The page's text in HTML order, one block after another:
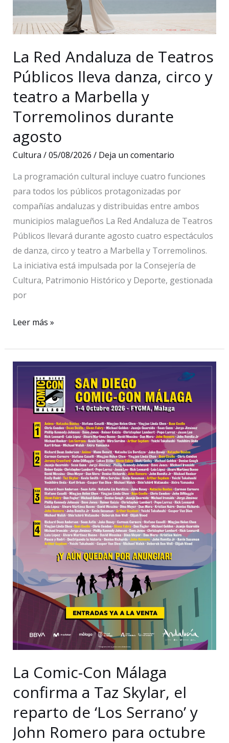
en
la
Cabalgata
Histórica
de
Málaga
2026
La Red Andaluza de Teatros
Públicos lleva danza, circo y
teatro a Marbella y
Torremolinos durante
agosto
Cultura /05/08/2026 / Deja un comentario
La programación cultural incluye cuatro funciones
para todos los públicos protagonizadas por
compañías andaluzas y distribuidas entre ambos
municipios malagueños La Red Andaluza de Teatros
Públicos llevará durante agosto cuatro espectáculos
de danza, circo y teatro a Marbella y Torremolinos.
La iniciativa está impulsada por la Consejería de
Cultura, Patrimonio Histórico y Deporte, gestionada
por
La
Andaluza
de
Teatros
Públicos
lleva
danza,
teatro
a
Marbella
Torremolinos
durante
agosto
Leer más »
La Comic-Con Málaga
confirma a Taz Skylar, el
reparto de ‘Los Serrano’ y
John Romero para octubre